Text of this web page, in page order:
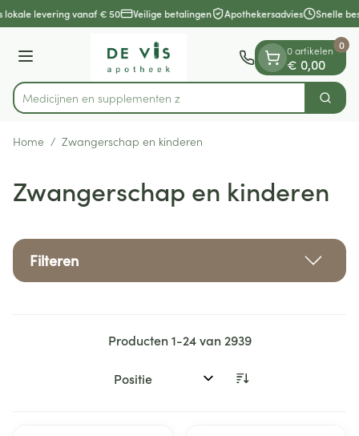
Ga naar de inhoud
1 van 1levering vanaf € 50 Veilige betalingen Apothekersadvies Snelle
Menu
Product, merk, categorie...
Medicijnen Zoek
0 artikelen
€ 0,00
0
Home / Zwangerschap en kinderen
Zwangerschap en kinderen
Filteren
Producten1-24van 2939
Sorteer op: